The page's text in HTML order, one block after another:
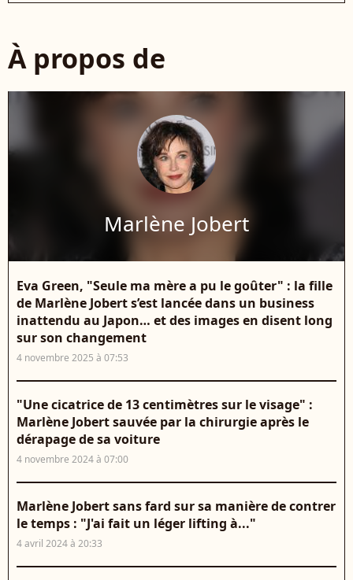
À propos de
Marlène Jobert
Eva Green, "Seule ma mère a pu le goûter" : la fille
de Marlène Jobert s’est lancée dans un business
inattendu au Japon… et des images en disent long
sur son changement
4 novembre 2025 à 07:53
"Une cicatrice de 13 centimètres sur le visage" :
Marlène Jobert sauvée par la chirurgie après le
dérapage de sa voiture
4 novembre 2024 à 07:00
Marlène Jobert sans fard sur sa manière de contrer
le temps : "J'ai fait un léger lifting à..."
4 avril 2024 à 20:33